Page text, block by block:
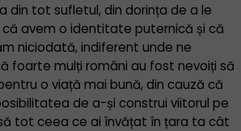
din tot sufletul, din dorința de a le
avem o identitate puternică și că
niciodată, indiferent unde ne
foarte mulți români au fost nevoiți să
o viață mai bună, din cauză că
de a-și construi viitorul pe
tot ceea ce ai învățat în țara ta cât